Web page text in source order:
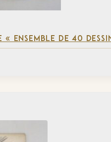
« ENSEMBLE DE 40